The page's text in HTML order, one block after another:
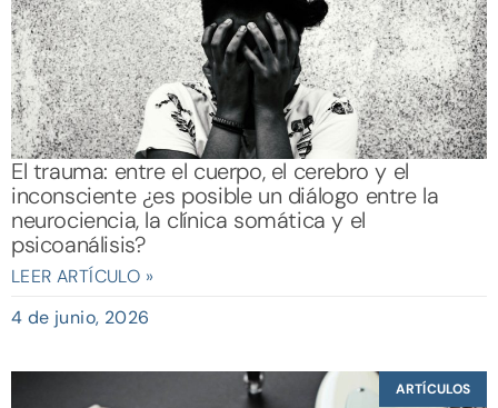
El trauma: entre el cuerpo, el cerebro y el
inconsciente ¿es posible un diálogo entre la
neurociencia, la clínica somática y el
psicoanálisis?
LEER ARTÍCULO »
4 de junio, 2026
ARTÍCULOS